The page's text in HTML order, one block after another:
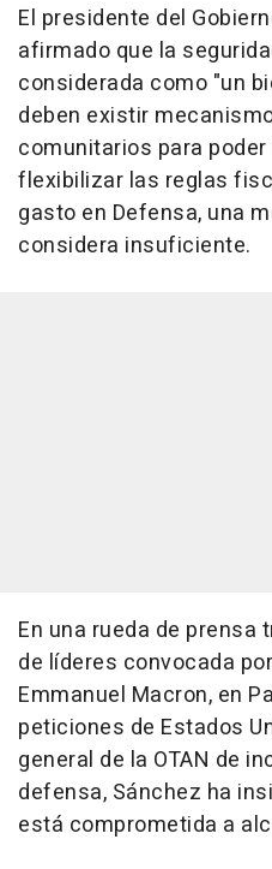
El presidente del
afirmado que la
considerada como "un
deben existir
comunitarios para
flexibilizar las reglas
gasto en Defensa, una
considera insuficiente.
En una rueda de prensa
de líderes convocada
Emmanuel Macron, en
peticiones de Estados
general de la OTAN de
defensa, Sánchez ha
está comprometida a